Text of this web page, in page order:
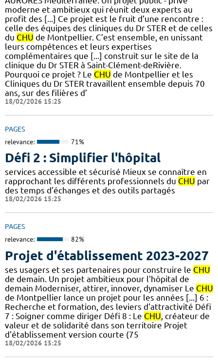
moderne et ambitieux qui réunit deux experts au
profit des [...] Ce projet est le fruit d’une rencontre :
celle des équipes des cliniques du Dr STER et de celles
du CHU de Montpellier. C’est ensemble, en unissant
leurs compétences et leurs expertises
complémentaires que [...] construit sur le site de la
clinique du Dr STER à Saint-Clément-deRivière.
Pourquoi ce projet ? Le CHU de Montpellier et les
Cliniques du Dr STER travaillent ensemble depuis 70
ans, sur des filières d’
18/02/2026 15:25
PAGES
relevance: 71%
Défi 2 : Simplifier l'hôpital
services accessible et sécurisé Mieux se connaître en
rapprochant les différents professionnels du CHU par
des temps d’échanges et des outils partagés
18/02/2026 15:25
PAGES
relevance: 82%
Projet d'établissement 2023-2027
ses usagers et ses partenaires pour construire le CHU
de demain. Un projet ambitieux pour l'hôpital de
demain Moderniser, attirer, innover, dynamiser Le CHU
de Montpellier lance un projet pour les années [...] 6 :
Recherche et formation, des leviers d'attractivité Défi
7 : Soigner comme diriger Défi 8 : Le CHU , créateur de
valeur et de solidarité dans son territoire Projet
d'établissement version courte (75
18/02/2026 15:25